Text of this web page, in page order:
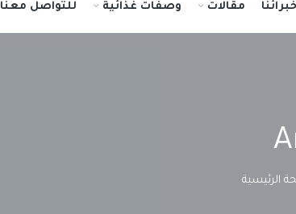
مقالات وصفات غذائية للتواصل معنا
الرئيسية